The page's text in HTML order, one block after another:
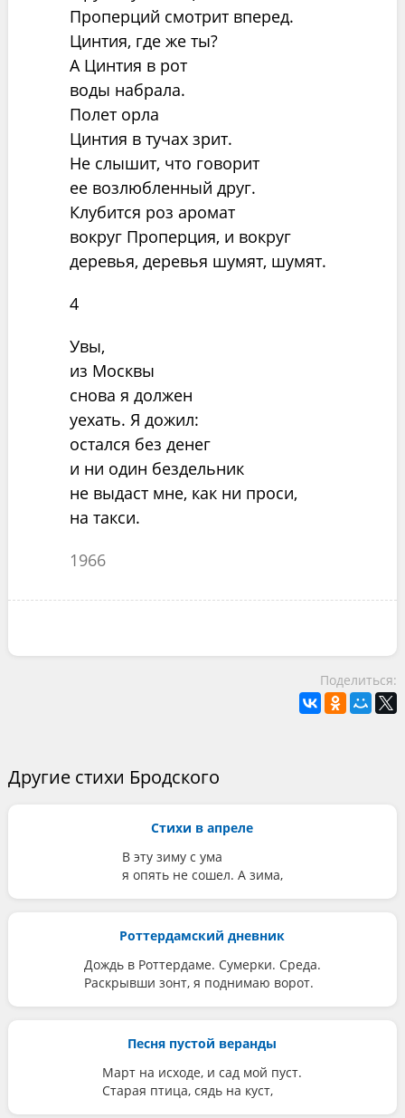
Проперций смотрит вперед.
Цинтия, где же ты?
А Цинтия в рот
воды набрала.
Полет орла
Цинтия в тучах зрит.
Не слышит, что говорит
ее возлюбленный друг.
Клубится роз аромат
вокруг Проперция, и вокруг
деревья, деревья шумят, шумят.
4
Увы,
из Москвы
снова я должен
уехать. Я дожил:
остался без денег
и ни один бездельник
не выдаст мне, как ни проси,
на такси.
1966
Поделиться:
Другие стихи Бродского
Стихи в апреле
В эту зиму с ума
я опять не сошел. А зима,
Роттердамский дневник
Дождь в Роттердаме. Сумерки. Среда.
Раскрывши зонт, я поднимаю ворот.
Песня пустой веранды
Март на исходе, и сад мой пуст.
Старая птица, сядь на куст,